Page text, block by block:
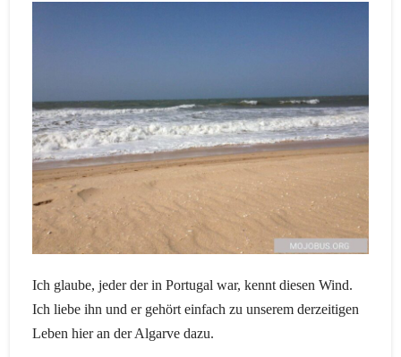
Ich glaube, jeder der in Portugal war, kennt diesen Wind.
Ich liebe ihn und er gehört einfach zu unserem derzeitigen
Leben hier an der Algarve dazu.